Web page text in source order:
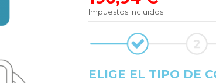
Impuestos incluidos
ELIGE EL TIPO DE